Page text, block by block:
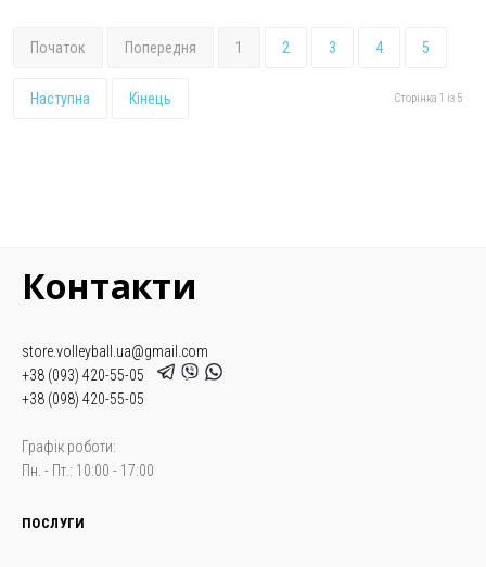
Початок Попередня 1 2 3 4 5
Наступна Кінець Сторінка 1 із 5
Контакти
store.volleyball.ua@gmail.com
+38 (093) 420-55-05
+38 (098) 420-55-05
Графік роботи:
Пн. - Пт.: 10:00 - 17:00
ПОСЛУГИ